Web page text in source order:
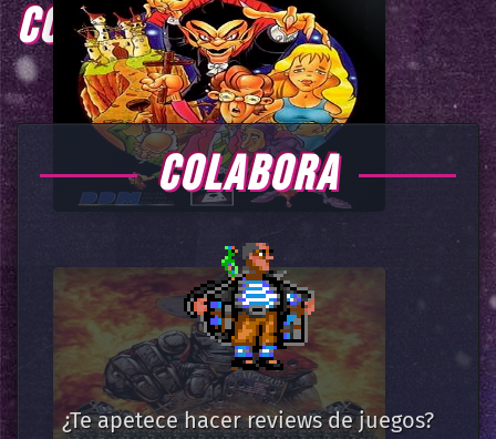
COMENTARIOS
COLABORA
¿Te apetece hacer reviews de juegos?